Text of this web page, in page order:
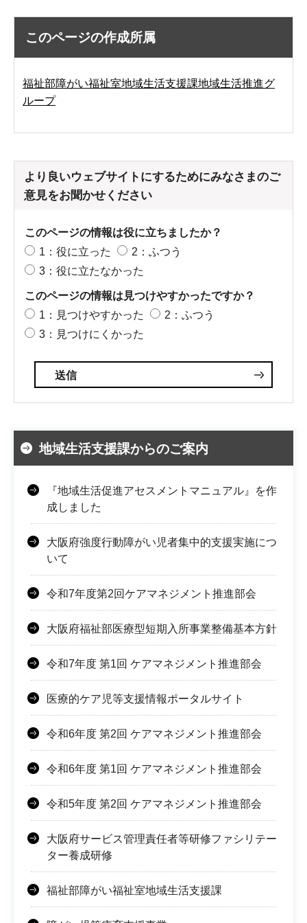
このページの作成所属
福祉部障がい福祉室地域生活支援課地域生活推進グ
ループ
より良いウェブサイトにするためにみなさまのご
意見をお聞かせください
このページの情報は役に立ちましたか？
1：役に立った
2：ふつう
3：役に立たなかった
このページの情報は見つけやすかったですか？
1：見つけやすかった
2：ふつう
3：見つけにくかった
地域生活支援課からのご案内
『地域生活促進アセスメントマニュアル』を作
成しました
大阪府強度行動障がい児者集中的支援実施につ
いて
令和7年度第2回ケアマネジメント推進部会
大阪府福祉部医療型短期入所事業整備基本方針
令和7年度 第1回 ケアマネジメント推進部会
医療的ケア児等支援情報ポータルサイト
令和6年度 第2回 ケアマネジメント推進部会
令和6年度 第1回 ケアマネジメント推進部会
令和5年度 第2回 ケアマネジメント推進部会
大阪府サービス管理責任者等研修ファシリテー
ター養成研修
福祉部障がい福祉室地域生活支援課